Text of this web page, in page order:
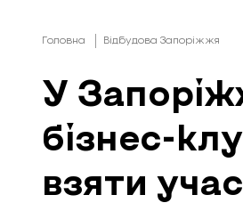
Головна Відбудова Запоріжжя
У
бізнес-
взяти